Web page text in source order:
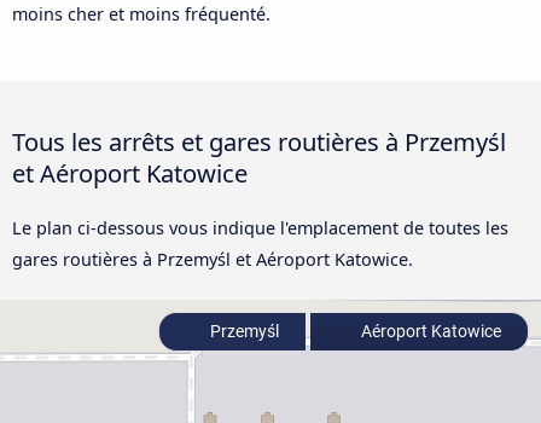
moins cher et moins fréquenté.
Tous les arrêts et gares routières à Przemyśl
et Aéroport Katowice
Le plan ci-dessous vous indique l'emplacement de toutes les
gares routières à Przemyśl et Aéroport Katowice.
Przemyśl Aéroport Katowice